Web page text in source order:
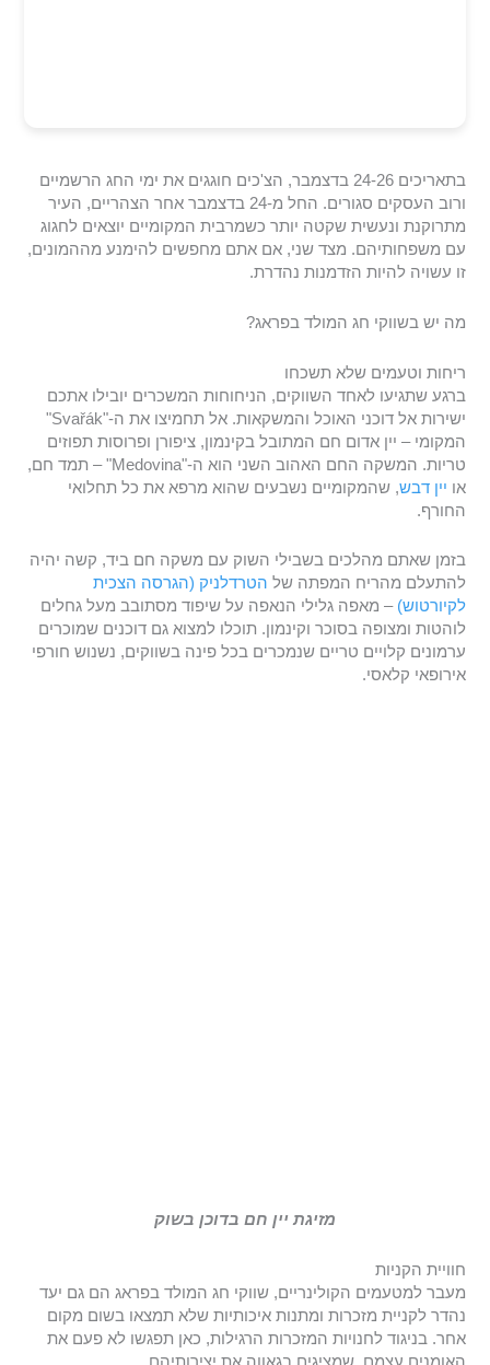
בתאריכים 24-26 בדצמבר, הצ'כים חוגגים את ימי החג הרשמיים
ורוב העסקים סגורים. החל מ-24 בדצמבר אחר הצהריים, העיר
מתרוקנת ונעשית שקטה יותר כשמרבית המקומיים יוצאים לחגוג
עם משפחותיהם. מצד שני, אם אתם מחפשים להימנע מההמונים,
זו עשויה להיות הזדמנות נהדרת.
מה יש בשווקי חג המולד בפראג?
ריחות וטעמים שלא תשכחו
ברגע שתגיעו לאחד השווקים, הניחוחות המשכרים יובילו אתכם
ישירות אל דוכני האוכל והמשקאות. אל תחמיצו את ה-"Svařák"
המקומי – יין אדום חם המתובל בקינמון, ציפורן ופרוסות תפוזים
טריות. המשקה החם האהוב השני הוא ה-"Medovina" – תמד חם,
או יין דבש, שהמקומיים נשבעים שהוא מרפא את כל תחלואי
החורף.
בזמן שאתם מהלכים בשבילי השוק עם משקה חם ביד, קשה יהיה
להתעלם מהריח המפתה של הטרדלניק (הגרסה הצכית
לקיורטוש) – מאפה גלילי הנאפה על שיפוד מסתובב מעל גחלים
לוהטות ומצופה בסוכר וקינמון. תוכלו למצוא גם דוכנים שמוכרים
ערמונים קלויים טריים שנמכרים בכל פינה בשווקים, נשנוש חורפי
אירופאי קלאסי.
מזיגת יין חם בדוכן בשוק
חוויית הקניות
מעבר למטעמים הקולינריים, שווקי חג המולד בפראג הם גם יעד
נהדר לקניית מזכרות ומתנות איכותיות שלא תמצאו בשום מקום
אחר. בניגוד לחנויות המזכרות הרגילות, כאן תפגשו לא פעם את